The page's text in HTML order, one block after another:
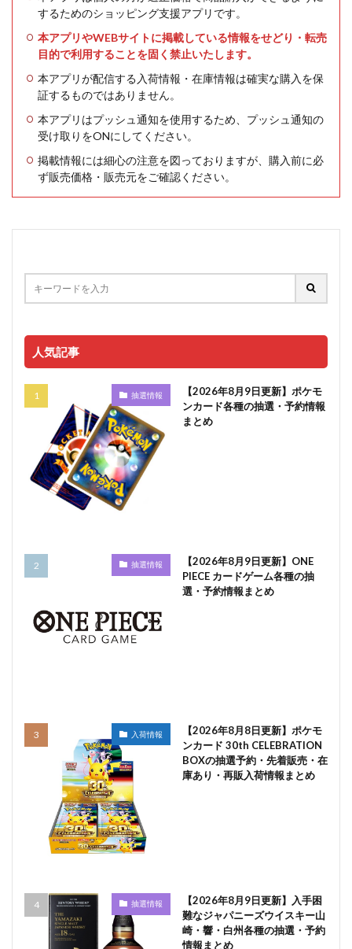
するためのショッピング支援アプリです。
本アプリやWEBサイトに掲載している情報をせどり・転売
目的で利用することを固く禁止いたします。
本アプリが配信する入荷情報・在庫情報は確実な購入を保
証するものではありません。
本アプリはプッシュ通知を使用するため、プッシュ通知の
受け取りをONにしてください。
掲載情報には細心の注意を図っておりますが、購入前に必
ず販売価格・販売元をご確認ください。
人気記事
抽選情報
【2026年8月9日更新】ポケモ
ンカード各種の抽選・予約情報
まとめ
抽選情報
【2026年8月9日更新】ONE
PIECE カードゲーム各種の抽
選・予約情報まとめ
入荷情報
【2026年8月8日更新】ポケモ
ンカード 30th CELEBRATION
BOXの抽選予約・先着販売・在
庫あり・再販入荷情報まとめ
抽選情報
【2026年8月9日更新】入手困
難なジャパニーズウイスキー山
崎・響・白州各種の抽選・予約
情報まとめ